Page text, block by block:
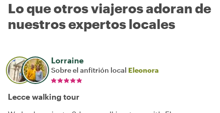
Lo que otros viajeros adoran de
nuestros expertos locales
Lorraine
Sobre el anfitrión local Eleonora
Lecce walking tour